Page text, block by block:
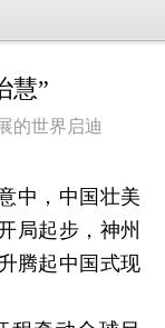
慧”
的世界启迪
中，中国壮美
局起步，神州
腾起中国式现